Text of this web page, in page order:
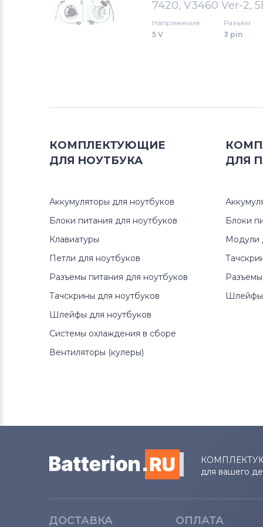
Вентиляторы (кулеры)
Вентиляторы (кулеры)
Все бренды
Вентиляторы (кулеры)
Вентиляторы (кулеры) LG
Вентиляторы (кулеры)
Вентиляторы (кулеры) Fujitsu
Вентиляторы (кулеры)Fujitsu-
Вентиляторы (кулеры)Haier
7420, V3460 Ver-2,
Напряжение
5 V
Разъем
3 pin
КОМПЛЕКТУЮЩИЕ
ДЛЯ НОУТБУКА
Аккумуляторы для ноутбуков
Блоки питания для ноутбуков
Клавиатуры
Петли для ноутбуков
Разъемы питания для ноутбуков
Тачскрины для ноутбуков
Шлейфы для ноутбуков
Системы охлаждения в сборе
Вентиляторы (кулеры)
ДЛЯ
Блоки
Модули
Шлейфы
для вашего
ДОСТАВКА ОПЛАТА